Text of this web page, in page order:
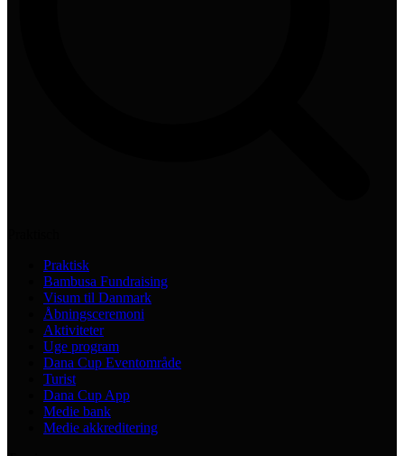
Praktisk
Bambusa Fundraising
Visum til Danmark
Åbningsceremoni
Aktiviteter
Uge program
Dana Cup Eventområde
Turist
Dana Cup App
Medie bank
Medie akkreditering